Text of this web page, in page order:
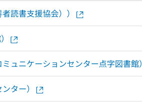
読書支援協会））
ュニケーションセンター点字図書館）
ター）